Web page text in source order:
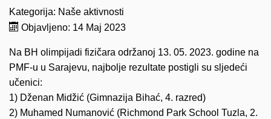
Kategorija: Naše aktivnosti
Objavljeno: 14 Maj 2023
Na BH olimpijadi fizičara održanoj 13. 05. 2023. godine na
PMF-u u Sarajevu, najbolje rezultate postigli su sljedeći
učenici:
1) Dženan Midžić (Gimnazija Bihać, 4. razred)
2) Muhamed Numanović (Richmond Park School Tuzla, 2.